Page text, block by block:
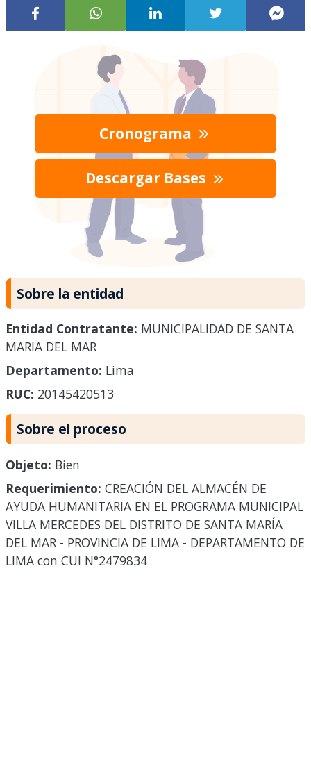
Cronograma
Descargar Bases
Sobre la entidad
Entidad Contratante: MUNICIPALIDAD DE SANTA
MARIA DEL MAR
Departamento: Lima
RUC: 20145420513
Sobre el proceso
Objeto: Bien
Requerimiento: CREACIÓN DEL ALMACÉN DE
AYUDA HUMANITARIA EN EL PROGRAMA MUNICIPAL
VILLA MERCEDES DEL DISTRITO DE SANTA MARÍA
DEL MAR - PROVINCIA DE LIMA - DEPARTAMENTO DE
LIMA con CUI N°2479834